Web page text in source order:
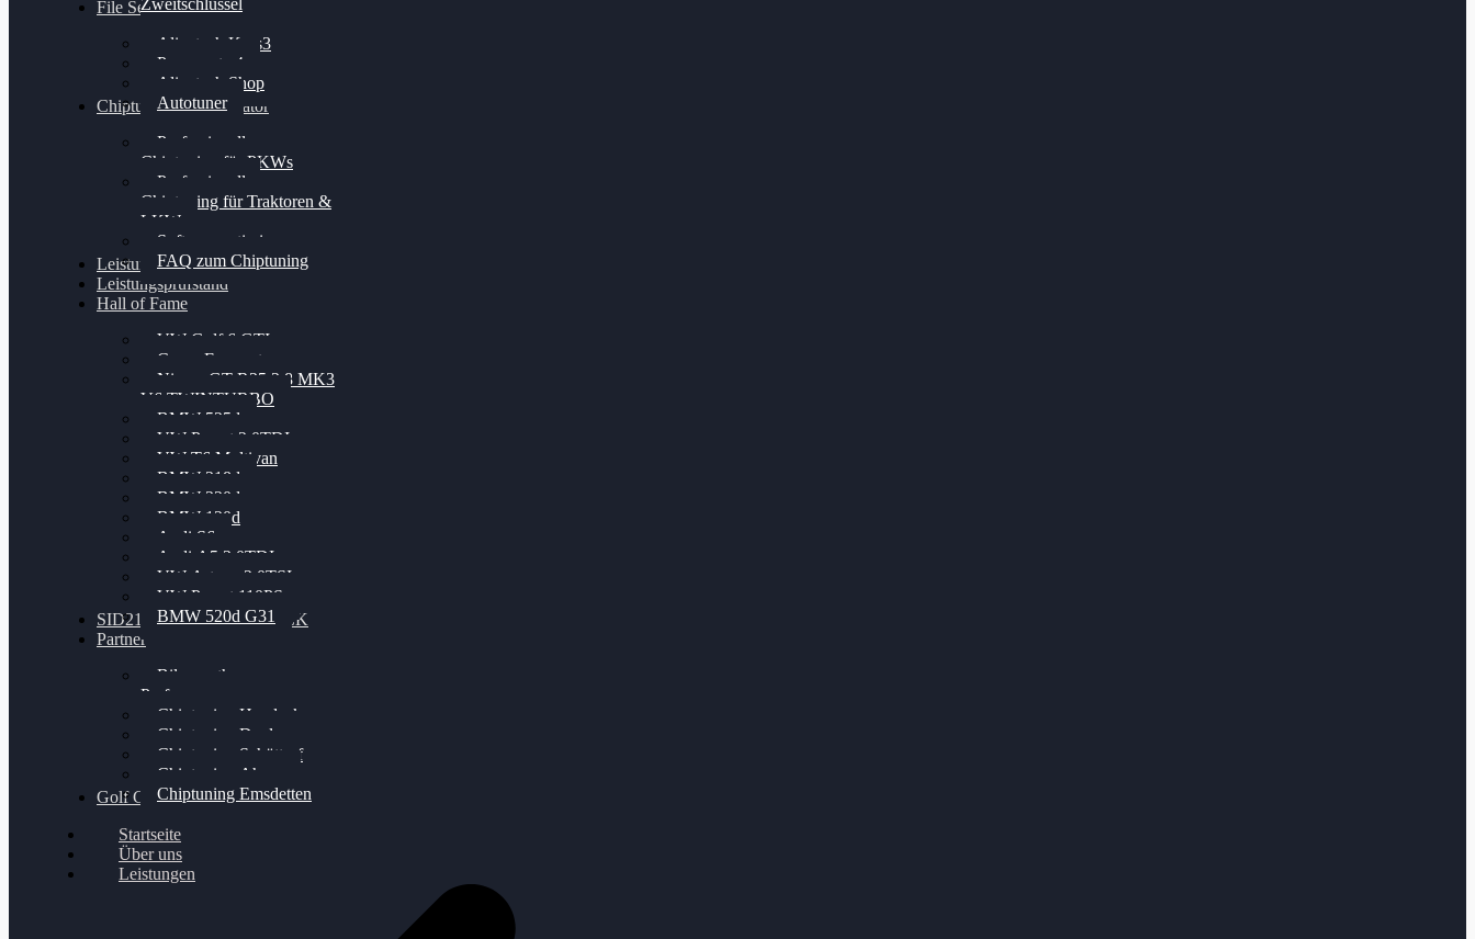
Zweitschlüssel
File Service
Alientech Kess3
Powergate 4
Alientech Shop
Autotuner
Chiptuning Konfigurator
Professionelles
Chiptuning für PKWs
Professionelles
Chiptuning für Traktoren &
LKW
Softwareoptimierung
FAQ zum Chiptuning
Leistungsmessung
Leistungsprüfstand
Hall of Fame
VW Golf 6 GTI
Cupra Formentor
Nissan GT-R35 3.8 MK3
V6 TWINTURBO
BMW 525d
VW Passat 2.0TDI
VW T6 Multivan
BMW 318d
BMW 320d
BMW 120d
Audi S6
Audi A5 3.0TDI
VW Arteon 2.0TSI
VW Passat 110PS
BMW 520d G31
SID212 / 212EVO UNLOCK
Partner
Bilgenroth
Performance
Chiptuning Herzlacke
Chiptuning Duelmen
Chiptuning Schüttorf
Chiptuning Ahaus
Chiptuning Emsdetten
Golf Gewinnspiel
Startseite
Über uns
Leistungen